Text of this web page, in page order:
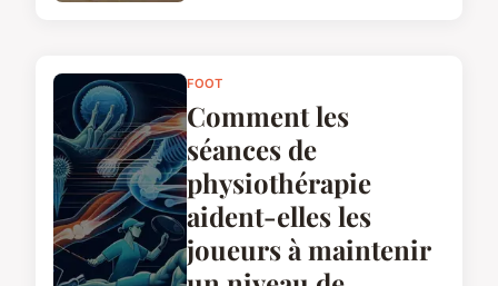
FOOT
Comment les
séances de
physiothérapie
aident-elles les
joueurs à maintenir